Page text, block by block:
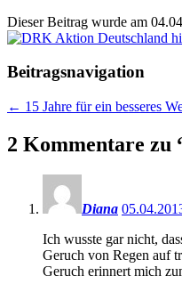
Dieser Beitrag wurde am
Beitragsnavigation
← 15 Jahre für ein besseres
2 Kommentare zu
Diana
Ich wusste gar nicht,
Geruch von Regen auf
Geruch erinnert mich